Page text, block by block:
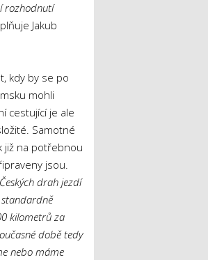
rozhodnutí
Jakub
kdy by se po
mohli
cestující je ale
Samotné
již na potřebnou
jsou.
drah jezdí
kilometrů za
době tedy
nebo máme